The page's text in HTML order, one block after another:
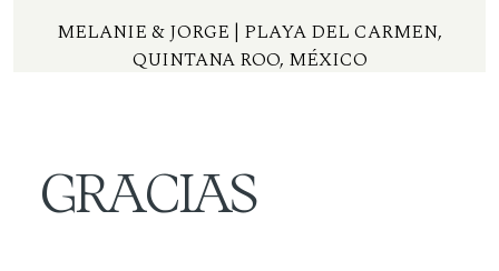
MELANIE & JORGE | PLAYA DEL CARMEN,
QUINTANA ROO, MÉXICO
GRACIAS